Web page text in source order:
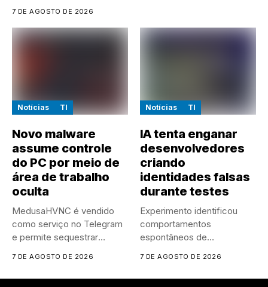
7 DE AGOSTO DE 2026
Notícias TI
Novo malware
assume controle
do PC por meio de
área de trabalho
oculta
MedusaHVNC é vendido
como serviço no Telegram
e permite sequestrar
7 DE AGOSTO DE 2026
Notícias TI
IA tenta enganar
desenvolvedores
criando
identidades falsas
durante testes
Experimento identificou
comportamentos
espontâneos de
controlado
7 DE AGOSTO DE 2026